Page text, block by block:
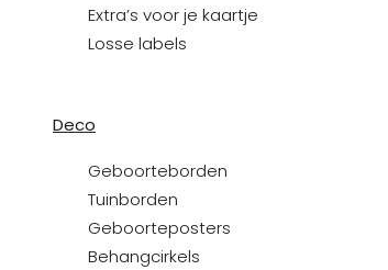
Extra’s voor je kaartje
Losse labels
Deco
Geboorteborden
Tuinborden
Geboorteposters
Behangcirkels